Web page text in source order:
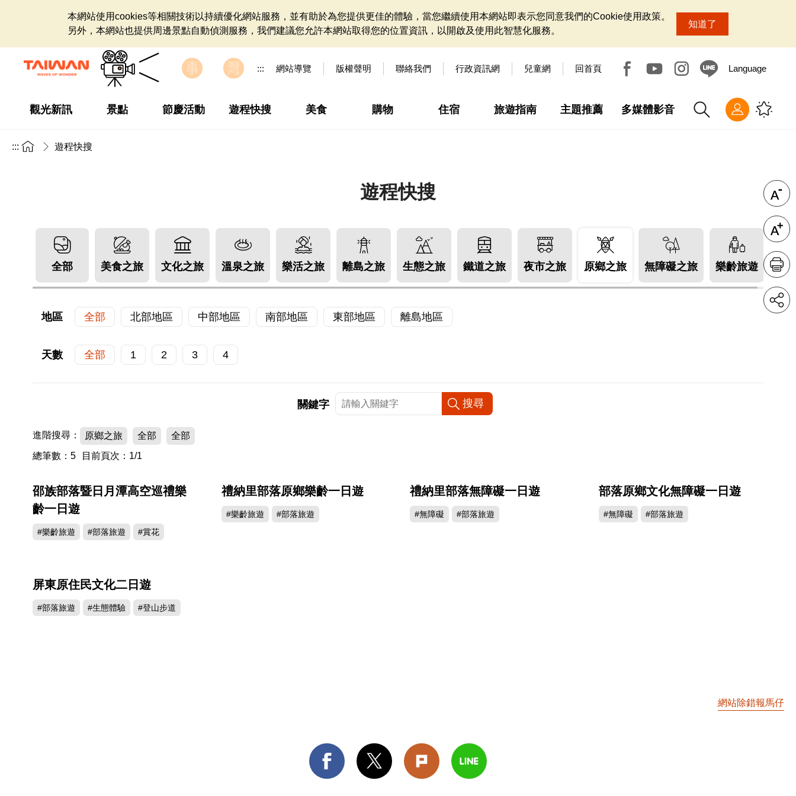
本網站使用cookies等相關技術以持續優化網站服務，並有助於為您提供更佳的體驗，當您繼續使用本網站即表示您同意我們的Cookie使用政策。
另外，本網站也提供周邊景點自動偵測服務，我們建議您允許本網站取得您的位置資訊，以開啟及使用此智慧化服務。
知道了
::: 網站導覽 版權聲明 聯絡我們 行政資訊網 兒童網 回首頁 Language
觀光新訊 景點 節慶活動 遊程快搜 美食 購物 住宿 旅遊指南 主題推薦 多媒體影音
::: 遊程快搜
遊程快搜
全部 美食之旅 文化之旅 溫泉之旅 樂活之旅 離島之旅 生態之旅 鐵道之旅 夜市之旅 原鄉之旅 無障礙之旅 樂齡旅遊
地區 全部 北部地區 中部地區 南部地區 東部地區 離島地區
天數 全部 1 2 3 4
關鍵字
進階搜尋： 原鄉之旅 全部
全部
總筆數：5
目前頁次：1/1
邵族部落暨日月潭高空巡禮樂
齡一日遊
#樂齡旅遊 #部落旅遊 #賞花
禮納里部落原鄉樂齡一日遊
#樂齡旅遊 #部落旅遊
禮納里部落無障礙一日遊
#無障礙 #部落旅遊
部落原鄉文化無障礙一日遊
#無障礙 #部落旅遊
屏東原住民文化二日遊
#部落旅遊 #生態體驗 #登山步道
網站除錯報馬仔